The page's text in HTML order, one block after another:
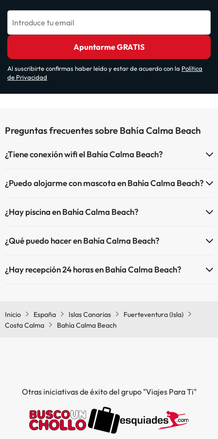
Introduce tu email
Apuntarme GRATIS
Al suscribirte confirmas haber leído y estar de acuerdo con la Política
de Privacidad
Preguntas frecuentes sobre Bahía Calma Beach
¿Tiene conexión wifi el Bahía Calma Beach?
¿Puedo alojarme con mascota en Bahía Calma Beach?
¿Hay piscina en Bahía Calma Beach?
pago) Aquí tienes más info sobre la piscina y otras instalaciones.
Piscina al aire libre (toda la temporada)
¿Qué puedo hacer en Bahía Calma Beach?
pueden ser de pago).
¿Hay recepción 24 horas en Bahía Calma Beach?
Inicio España Islas Canarias
Fuerteventura (Isla)
Costa Calma
Bahía Calma Beach
Otras iniciativas de éxito del grupo "Viajes Para Ti"